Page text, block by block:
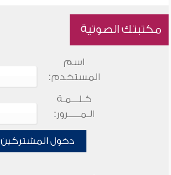
مكتبتك الصوتية
اسم
المستخدم:
كـلـــمـة
الـمـــــرور:
دخول المشتركين